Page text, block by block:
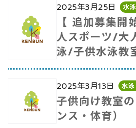
【 追加募集開
人スポーツ/大
泳/子供水泳教
2025年3月25日 水
子供向け教室
ンス・体育）
2025年3月13日 水